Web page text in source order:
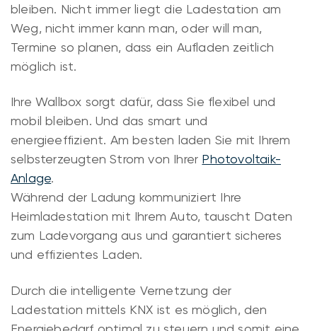
bleiben. Nicht immer liegt die Ladestation am
Weg, nicht immer kann man, oder will man,
Termine so planen, dass ein Aufladen zeitlich
möglich ist.
Ihre Wallbox sorgt dafür, dass Sie flexibel und
mobil bleiben. Und das smart und
energieeffizient. Am besten laden Sie mit Ihrem
selbsterzeugten Strom von Ihrer Photovoltaik-
Anlage.
Während der Ladung kommuniziert Ihre
Heimladestation mit Ihrem Auto, tauscht Daten
zum Ladevorgang aus und garantiert sicheres
und effizientes Laden.
Durch die intelligente Vernetzung der
Ladestation mittels KNX ist es möglich, den